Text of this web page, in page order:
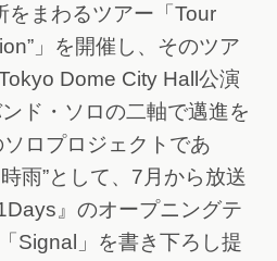
をまわるツアー「Tour
」を開催し、そのツア
Dome City Hall公演
ド・ソロの二軸で邁進を
ロプロジェクトであ
雨”として、7月から放送
』のオープニングテ
Signal」を書き下ろし提